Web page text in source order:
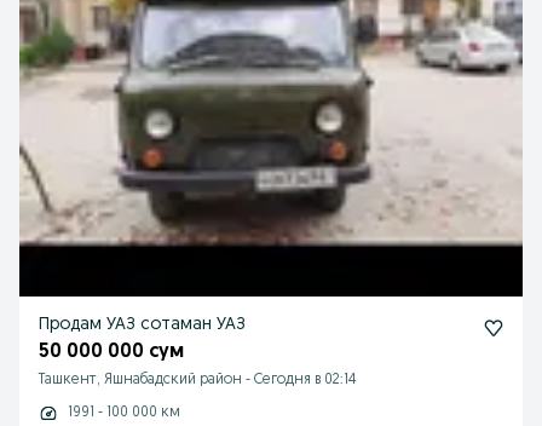
Продам УАЗ сотаман УАЗ
50 000 000 сум
Ташкент, Яшнабадский район - Сегодня в 02:14
1991 - 100 000 км